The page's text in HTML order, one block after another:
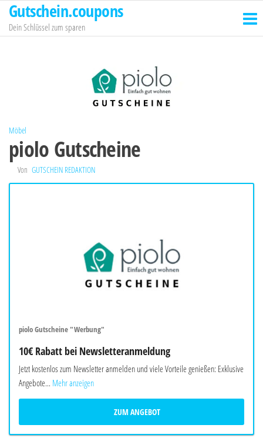
Zum
Inhalt
springen
Gutschein.coupons
Dein Schlüssel zum sparen
Möbel
piolo Gutscheine
Von GUTSCHEIN REDAKTION
piolo Gutscheine "Werbung"
10€ Rabatt bei Newsletteranmeldung
Jetzt kostenlos zum Newsletter anmelden und viele Vorteile genießen: Exklusive
Angebote... Mehr anzeigen
ZUM ANGEBOT